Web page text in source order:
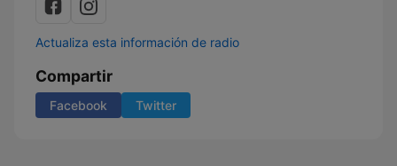
Actualiza esta información de radio
Compartir
Facebook Twitter